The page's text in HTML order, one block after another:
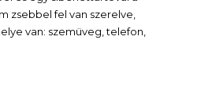
zsebbel fel van szerelve,
van: szemüveg, telefon,